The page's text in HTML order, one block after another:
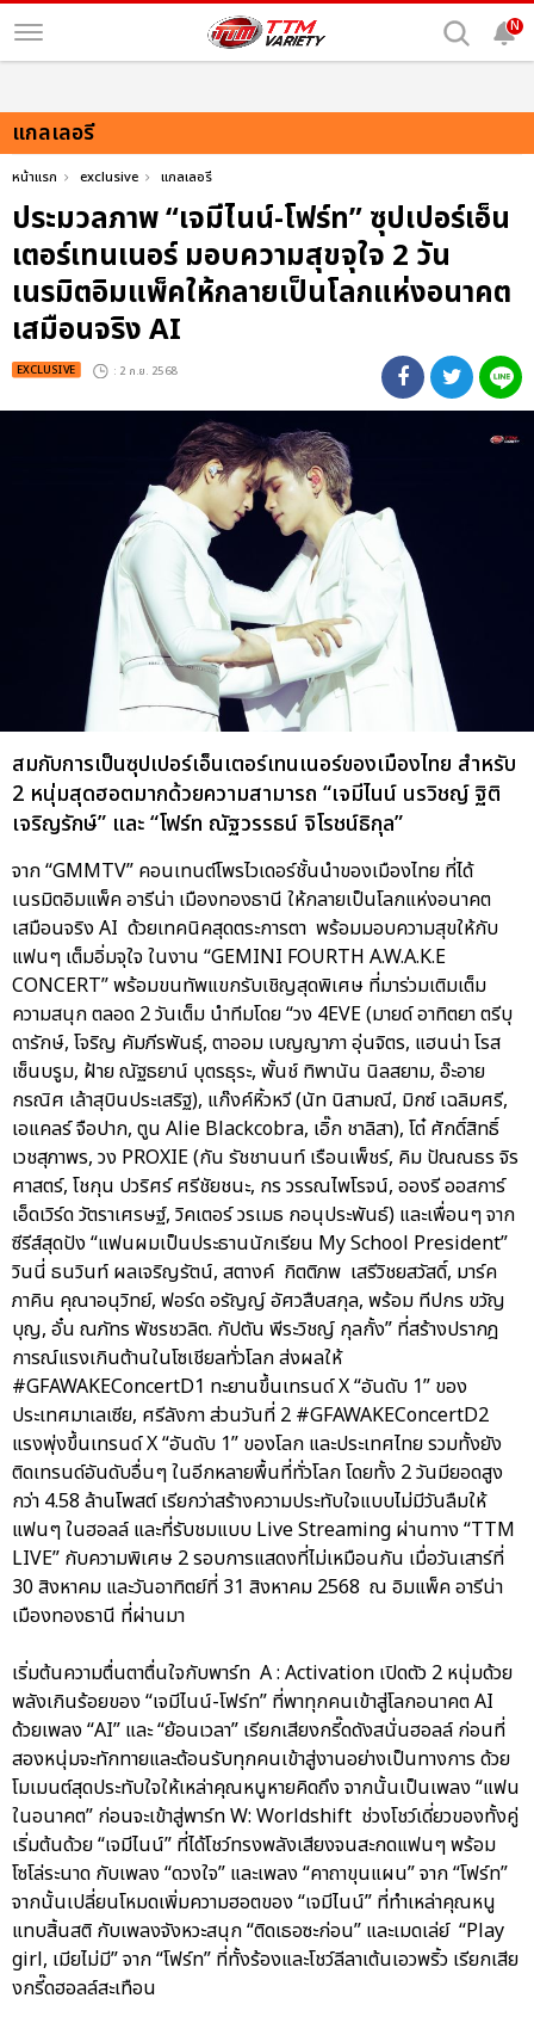
N
แกลเลอรี
หน้าแรก exclusive แกลเลอรี
ประมวลภาพ “เจมีไนน์-โฟร์ท” ซุปเปอร์เอ็น
เตอร์เทนเนอร์ มอบความสุขจุใจ 2 วัน
เนรมิตอิมแพ็คให้กลายเป็นโลกแห่งอนาคต
เสมือนจริง AI
EXCLUSIVE : 2 ก.ย. 2568
สมกับการเป็นซุปเปอร์เอ็นเตอร์เทนเนอร์ของเมืองไทย สำหรับ
2 หนุ่มสุดฮอตมากด้วยความสามารถ “เจมีไนน์ นรวิชญ์ ฐิติ
เจริญรักษ์” และ “โฟร์ท ณัฐวรรธน์ จิโรชน์ธิกุล”
จาก “GMMTV” คอนเทนต์โพรไวเดอร์ชั้นนำของเมืองไทย ที่ได้
เนรมิตอิมแพ็ค อารีน่า เมืองทองธานี ให้กลายเป็นโลกแห่งอนาคต
เสมือนจริง AI ด้วยเทคนิคสุดตระการตา พร้อมมอบความสุขให้กับ
แฟนๆ เต็มอิ่มจุใจ ในงาน “GEMINI FOURTH A.W.A.K.E
CONCERT” พร้อมขนทัพแขกรับเชิญสุดพิเศษ ที่มาร่วมเติมเต็ม
ความสนุก ตลอด 2 วันเต็ม นำทีมโดย “วง 4EVE (มายด์ อาทิตยา ตรีบุ
ดารักษ์, โจริญ คัมภีรพันธุ์, ตาออม เบญญาภา อุ่นจิตร, แฮนน่า โรส
เซ็นบรูม, ฝ้าย ณัฐธยาน์ บุตรธุระ, พั้นช์ ทิพานัน นิลสยาม, อ๊ะอาย
กรณิศ เล้าสุบินประเสริฐ), แก๊งค์หิ้วหวี (นัท นิสามณี, มิกซ์ เฉลิมศรี,
เอแคลร์ จือปาก, ตูน Alie Blackcobra, เอิ๊ก ชาลิสา), โต๋ ศักดิ์สิทธิ์
เวชสุภาพร, วง PROXIE (กัน รัชชานนท์ เรือนเพ็ชร์, คิม ปัณณธร จิร
ศาสตร์, โชกุน ปวริศร์ ศรีชัยชนะ, กร วรรณไพโรจน์, อองรี ออสการ์
เอ็ดเวิร์ด วัตราเศรษฐ์, วิคเตอร์ วรเมธ กอนุประพันธ์) และเพื่อนๆ จาก
ซีรีส์สุดปัง “แฟนผมเป็นประธานนักเรียน My School President”
วินนี่ ธนวินท์ ผลเจริญรัตน์, สตางค์ กิตติภพ เสรีวิชยสวัสดิ์, มาร์ค
ภาคิน คุณาอนุวิทย์, ฟอร์ด อรัญญ์ อัศวสืบสกุล, พร้อม ทีปกร ขวัญ
บุญ, อั๋น ณภัทร พัชรชวลิต. กัปตัน พีระวิชญ์ กุลกั้ง” ที่สร้างปรากฎ
การณ์แรงเกินต้านในโซเชียลทั่วโลก ส่งผลให้
#GFAWAKEConcertD1 ทะยานขึ้นเทรนด์ X “อันดับ 1” ของ
ประเทศมาเลเซีย, ศรีลังกา ส่วนวันที่ 2 #GFAWAKEConcertD2
แรงพุ่งขึ้นเทรนด์ X “อันดับ 1” ของโลก และประเทศไทย รวมทั้งยัง
ติดเทรนด์อันดับอื่นๆ ในอีกหลายพื้นที่ทั่วโลก โดยทั้ง 2 วันมียอดสูง
กว่า 4.58 ล้านโพสต์ เรียกว่าสร้างความประทับใจแบบไม่มีวันลืมให้
แฟนๆ ในฮอลล์ และที่รับชมแบบ Live Streaming ผ่านทาง “TTM
LIVE” กับความพิเศษ 2 รอบการแสดงที่ไม่เหมือนกัน เมื่อวันเสาร์ที่
30 สิงหาคม และวันอาทิตย์ที่ 31 สิงหาคม 2568 ณ อิมแพ็ค อารีน่า
เมืองทองธานี ที่ผ่านมา
เริ่มต้นความตื่นตาตื่นใจกับพาร์ท A : Activation เปิดตัว 2 หนุ่มด้วย
พลังเกินร้อยของ “เจมีไนน์-โฟร์ท” ที่พาทุกคนเข้าสู่โลกอนาคต AI
ด้วยเพลง “AI” และ “ย้อนเวลา” เรียกเสียงกรี๊ดดังสนั่นฮอลล์ ก่อนที่
สองหนุ่มจะทักทายและต้อนรับทุกคนเข้าสู่งานอย่างเป็นทางการ ด้วย
โมเมนต์สุดประทับใจให้เหล่าคุณหนูหายคิดถึง จากนั้นเป็นเพลง “แฟน
ในอนาคต” ก่อนจะเข้าสู่พาร์ท W: Worldshift ช่วงโชว์เดี่ยวของทั้งคู่
เริ่มต้นด้วย “เจมีไนน์” ที่ได้โชว์ทรงพลังเสียงจนสะกดแฟนๆ พร้อม
โซโล่ระนาด กับเพลง “ดวงใจ” และเพลง “คาถาขุนแผน” จาก “โฟร์ท”
จากนั้นเปลี่ยนโหมดเพิ่มความฮอตของ “เจมีไนน์” ที่ทำเหล่าคุณหนู
แทบสิ้นสติ กับเพลงจังหวะสนุก “ติดเธอซะก่อน” และเมดเล่ย์ “Play
girl, เมียไม่มี” จาก “โฟร์ท” ที่ทั้งร้องและโชว์ลีลาเต้นเอวพริ้ว เรียกเสีย
งกรี๊ดฮอลล์สะเทือน